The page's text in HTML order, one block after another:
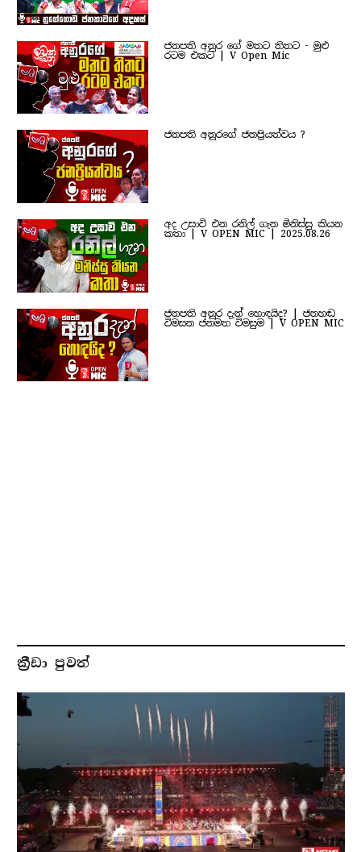
ජනපති අනුර ගේ මතට තිතට - මුළු
රටම එකට | V Open Mic
ජනපති අනුරගේ ජනප්‍රියත්වය ?
අද උසාවි එන රනිල් ගැන මිනිස්සු කියන
කතා | V OPEN MIC | 2025.08.26
ජනපති අනුර දැන් හොඳයිද? | ජනහඬ
විමසන ජනමත විමසුම | V OPEN MIC
ක්‍රීඩා පුවත්